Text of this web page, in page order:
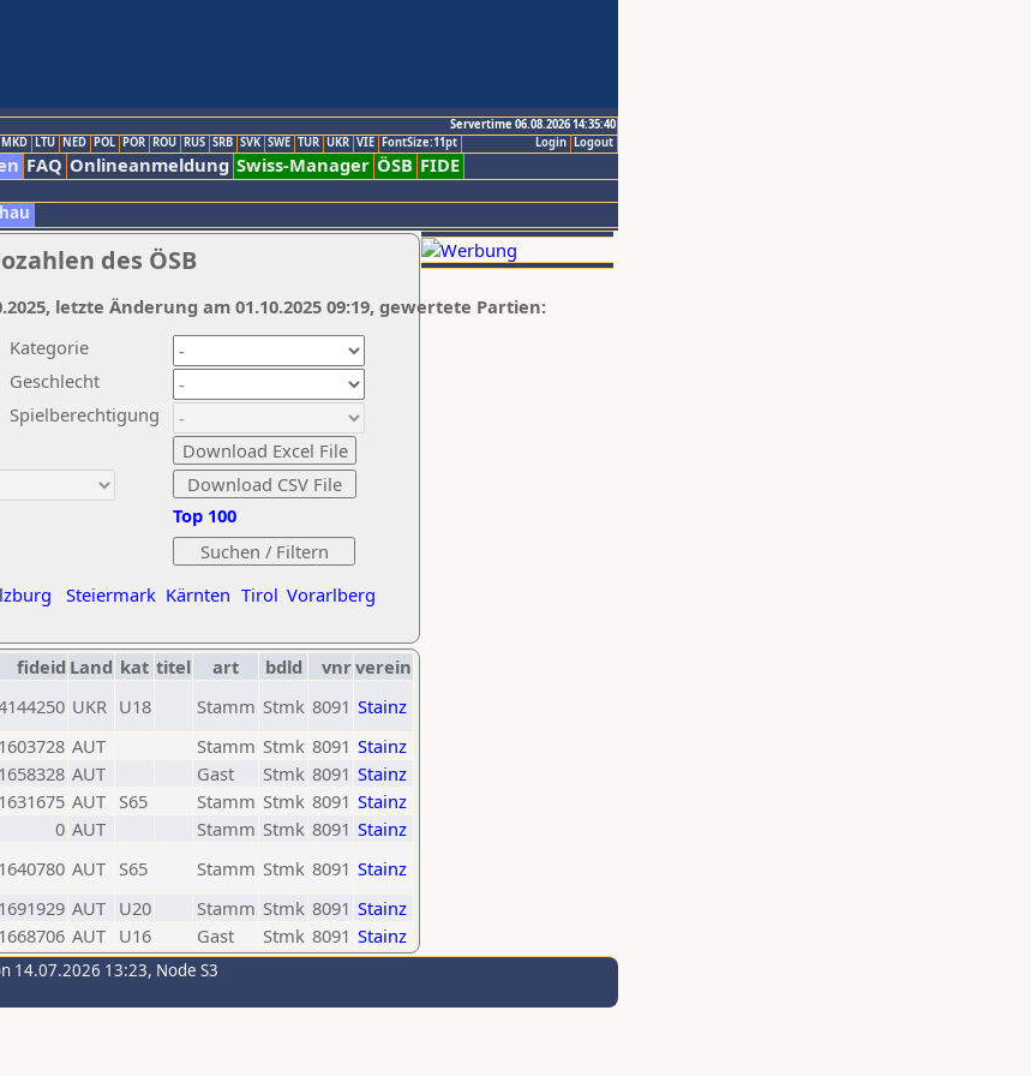
Servertime 06.08.2026 14:35:40
Logout
Login
MKD LTU NED POL POR ROU RUS SRB SVK SWE TUR UKR VIE FontSize:11pt
FAQ Onlineanmeldung Swiss-Manager ÖSB FIDE
des ÖSB
Kategorie
Geschlecht
Spielberechtigung
Steiermark Kärnten Tirol Vorarlberg
Top 100
letzte Änderung am 01.10.2025 09:19, gewertete Partien:
fideid Land kat titel art bdld vnrverein
UKR U18 Stamm Stmk 8091 Stainz
1603728 AUT Stamm Stmk 8091 Stainz
1658328 AUT Gast Stmk 8091 Stainz
1631675 AUT S65 Stamm Stmk 8091 Stainz
0 AUT Stamm Stmk 8091 Stainz
1640780 AUT S65 Stamm Stmk 8091 Stainz
1691929 AUT U20 Stamm Stmk 8091 Stainz
1668706 AUT U16 Gast Stmk 8091 Stainz
14.07.2026 13:23, Node S3